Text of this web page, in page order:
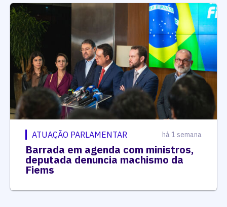
ATUAÇÃO PARLAMENTAR há 1 semana
Barrada em agenda com ministros,
deputada denuncia machismo da
Fiems